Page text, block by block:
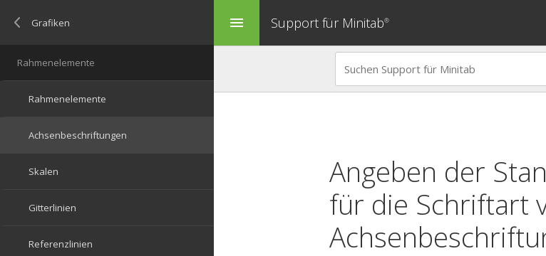
menu Support für Minitab®
Angeben der
für die Schriftart